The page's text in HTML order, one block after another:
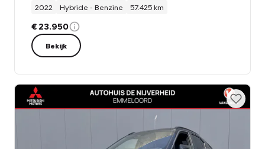
2022
Hybride - Benzine 57.425 km
€ 23.950
Bekijk